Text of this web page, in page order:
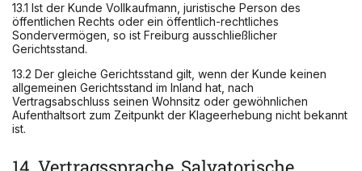
13.1 Ist der Kunde Vollkaufmann, juristische Person des
öffentlichen Rechts oder ein öffentlich-rechtliches
Sondervermögen, so ist Freiburg ausschließlicher
Gerichtsstand.
13.2 Der gleiche Gerichtsstand gilt, wenn der Kunde keinen
allgemeinen Gerichtsstand im Inland hat, nach
Vertragsabschluss seinen Wohnsitz oder gewöhnlichen
Aufenthaltsort zum Zeitpunkt der Klageerhebung nicht bekannt
ist.